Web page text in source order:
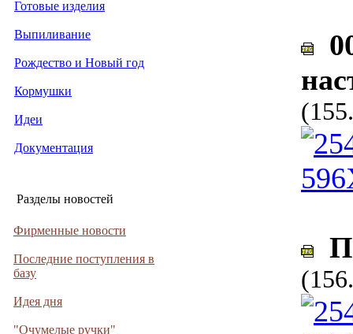
Готовые изделия
Выпиливание
Рождество и Новый год
Кормушки
Идеи
Документация
Разделы новостей
Фирменные новости
Последние поступления в
базу
Идея дня
"Очумелые ручки"